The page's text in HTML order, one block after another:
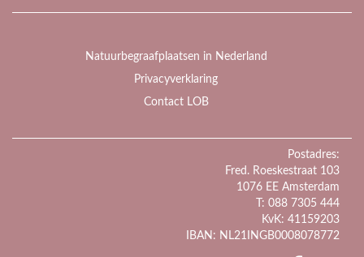
Natuurbegraafplaatsen in Nederland
Privacyverklaring
Contact LOB
Postadres:
Fred. Roeskestraat 103
1076 EE Amsterdam
T: 088 7305 444
KvK: 41159203
IBAN: NL21INGB0008078772